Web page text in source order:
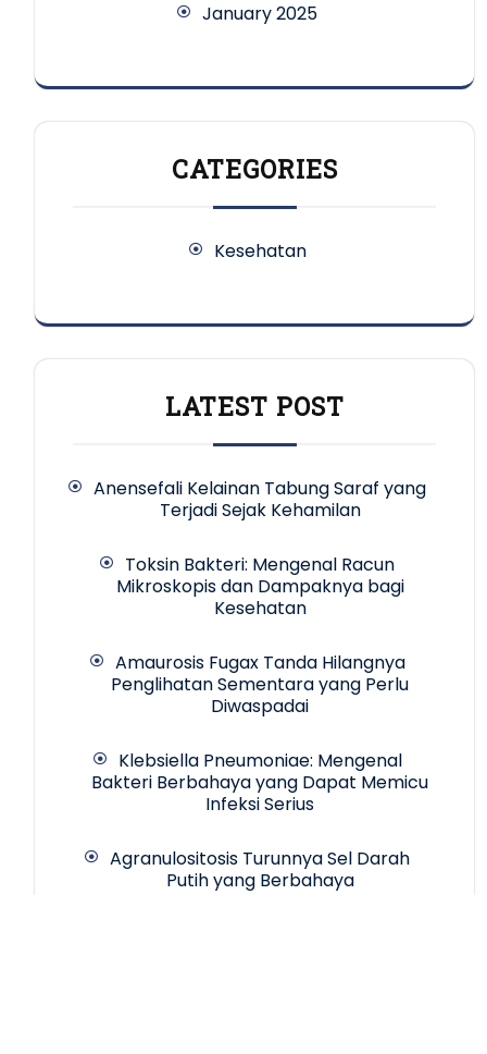
January 2025
CATEGORIES
Kesehatan
LATEST POST
Anensefali Kelainan Tabung Saraf yang
Terjadi Sejak Kehamilan
Toksin Bakteri: Mengenal Racun
Mikroskopis dan Dampaknya bagi
Kesehatan
Amaurosis Fugax Tanda Hilangnya
Penglihatan Sementara yang Perlu
Diwaspadai
Klebsiella Pneumoniae: Mengenal
Bakteri Berbahaya yang Dapat Memicu
Infeksi Serius
Agranulositosis Turunnya Sel Darah
Putih yang Berbahaya